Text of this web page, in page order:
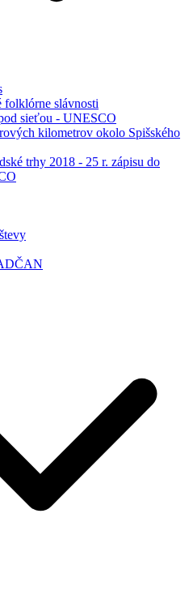
folklórne slávnosti
sieťou - UNESCO
kilometrov okolo Spišského
trhy 2018 - 25 r. zápisu do